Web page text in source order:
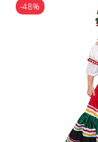
-48%